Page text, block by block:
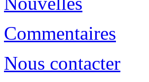
Commentaires
Nous contacter